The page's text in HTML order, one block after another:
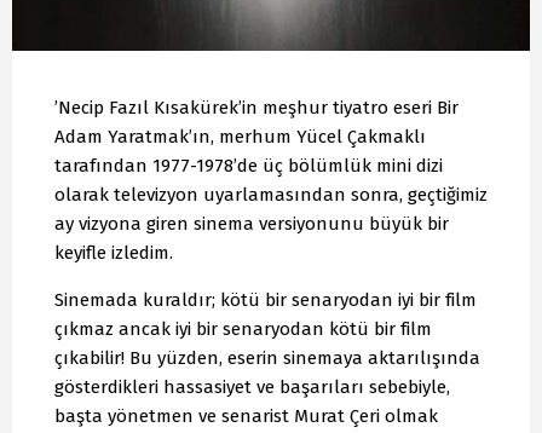
’Necip Fazıl Kısakürek’in meşhur tiyatro eseri Bir
Adam Yaratmak’ın, merhum Yücel Çakmaklı
tarafından 1977-1978’de üç bölümlük mini dizi
olarak televizyon uyarlamasından sonra, geçtiğimiz
ay vizyona giren sinema versiyonunu büyük bir
keyifle izledim.
Sinemada kuraldır; kötü bir senaryodan iyi bir film
çıkmaz ancak iyi bir senaryodan kötü bir film
çıkabilir! Bu yüzden, eserin sinemaya aktarılışında
gösterdikleri hassasiyet ve başarıları sebebiyle,
başta yönetmen ve senarist Murat Çeri olmak